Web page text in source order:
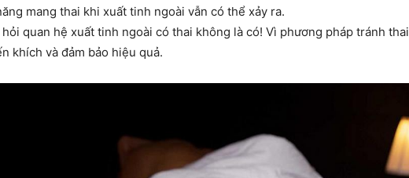
mẹ
mang thai khi xuất tinh ngoài vẫn có thể xảy ra.
quan hệ xuất tinh ngoài có thai không là có! Vì phương pháp tránh thai
khích và đảm bảo hiệu quả.